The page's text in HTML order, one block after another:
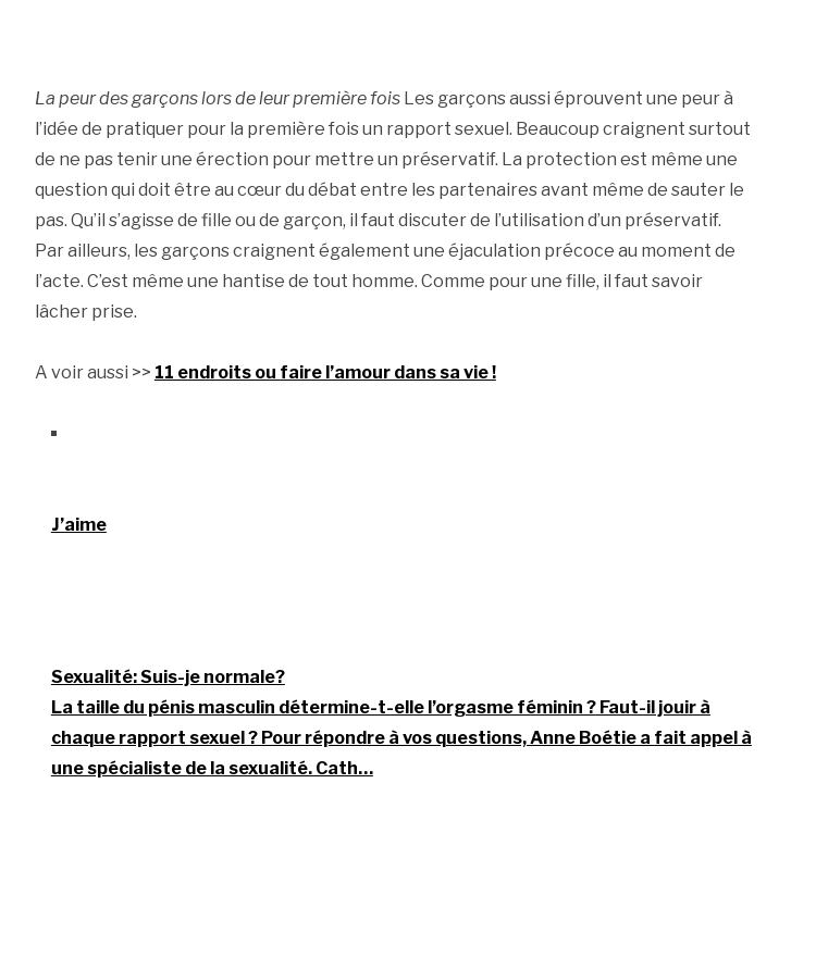
La peur des garçons lors de leur première foisLes garçons aussi éprouvent une peur à
l’idée de pratiquer pour la première fois un rapport sexuel. Beaucoup craignent surtout
de ne pas tenir une érection pour mettre un préservatif. La protection est même une
question qui doit être au cœur du débat entre les partenaires avant même de sauter le
pas. Qu’il s’agisse de fille ou de garçon, il faut discuter de l’utilisation d’un préservatif.
Par ailleurs, les garçons craignent également une éjaculation précoce au moment de
l’acte. C’est même une hantise de tout homme. Comme pour une fille, il faut savoir
lâcher prise.
A voir aussi >> 11 endroits ou faire l’amour dans sa vie !
J’aime
Sexualité: Suis-je normale?
La taille du pénis masculin détermine-t-elle l’orgasme féminin ? Faut-il jouir à
chaque rapport sexuel ? Pour répondre à vos questions, Anne Boétie a fait appel à
une spécialiste de la sexualité. Cath…